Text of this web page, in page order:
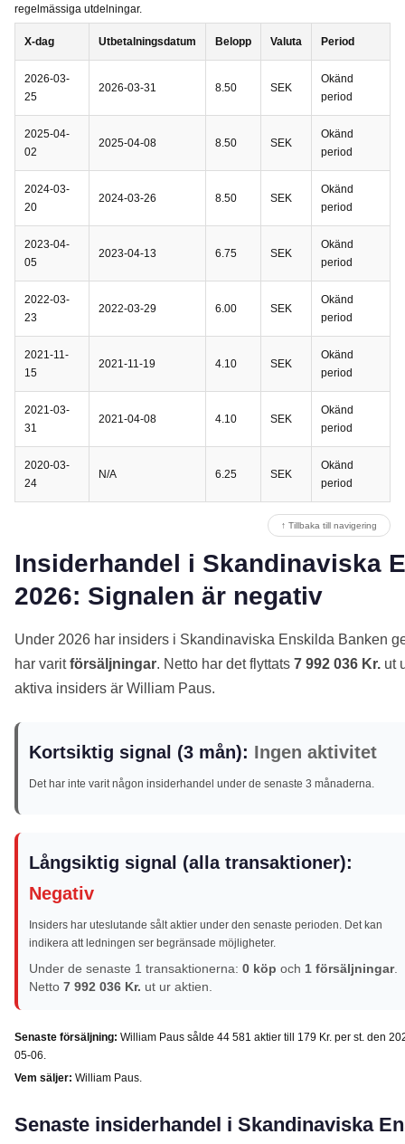
regelmässiga utdelningar.
X-dag Utbetalningsdatum Belopp Valuta Period
2026-03-
25
2026-03-31 8.50 SEK
Okänd
period
2025-04-
02
2025-04-08 8.50 SEK
Okänd
period
2024-03-
20
2024-03-26 8.50 SEK
Okänd
period
2023-04-
05
2023-04-13 6.75 SEK
Okänd
period
2022-03-
23
2022-03-29 6.00 SEK
Okänd
period
2021-11-
15
2021-11-19 4.10 SEK
Okänd
period
2021-03-
31
2021-04-08 4.10 SEK
Okänd
period
2020-03-
24
N/A 6.25 SEK
Okänd
period
↑ Tillbaka till navigering
Insiderhandel i Skandinaviska
2026: Signalen är negativ
Under 2026 har insiders i Skandinaviska Enskilda Banken
har varitförsäljningar. Netto har det flyttats 7 992 036 Kr. ut
aktiva insiders är William Paus.
Kortsiktig signal (3 mån): Ingen aktivitet
Det har inte varit någon insiderhandel under de senaste 3 månaderna.
Långsiktig signal (alla transaktioner):
Negativ
Insiders har uteslutande sålt aktier under den senaste perioden. Det kan
indikera att ledningen ser begränsade möjligheter.
Under de senaste 1 transaktionerna: 0 köp och 1 försäljningar.
Netto 7 992 036 Kr. ut ur aktien.
Senaste försäljning: William Paus sålde 44 581 aktier till 179 Kr. per st. den
05-06.
Vem säljer: William Paus.
Senaste insiderhandel i Skandinaviska